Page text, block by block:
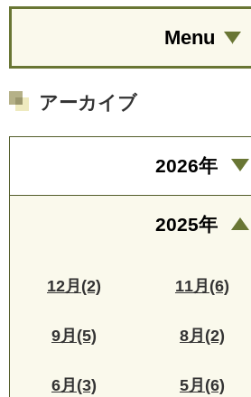
Menu
アーカイブ
2026年
2025年
12月(2) 11月(6)
9月(5) 8月(2)
6月(3) 5月(6)